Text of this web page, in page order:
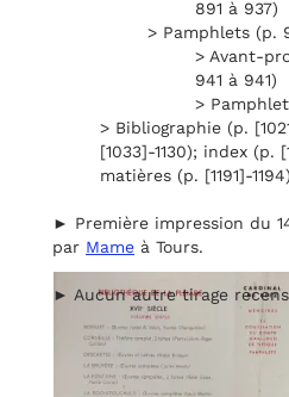
891 à 937)
> Pamphlets (p.
> Avant-
941 à 941)
>
> Bibliographie (p.
[1033]-1130); index (p.
matières (p. [1191]-
► Première impression du
par Mame à Tours.
► Aucun autre tirage